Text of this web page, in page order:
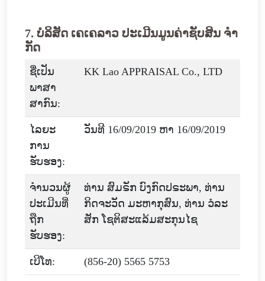
7. ບໍລິສັດ ເຄເຄລາວ ປະເມີນມູນຄ່າຊັບສິນ ຈໍາ
ກັດ
ຊື່ເປັນ
ພາສາ
ສາກົນ:
KK Lao APPRAISAL Co., LTD
ໄລຍະ
ການ
ຮັບຮອງ:
ວັນທີ 16/09/2019 ຫາ 16/09/2019
ຈໍານວນຜູ້
ປະເມີນທີ່
ຖືກ
ຮັບຮອງ:
ທ່ານ ສົມຣັກ ບົງກົດປຣະພາ, ທ່ານ
ກິດຈະວັດ ມະຫາກຸສົນ, ທ່ານ ວໍລະ
ສັກ ໂຊຕິສະແລ້ມສະກຸນໄຊ
ເບີໂທ: (856-20) 5565 5753